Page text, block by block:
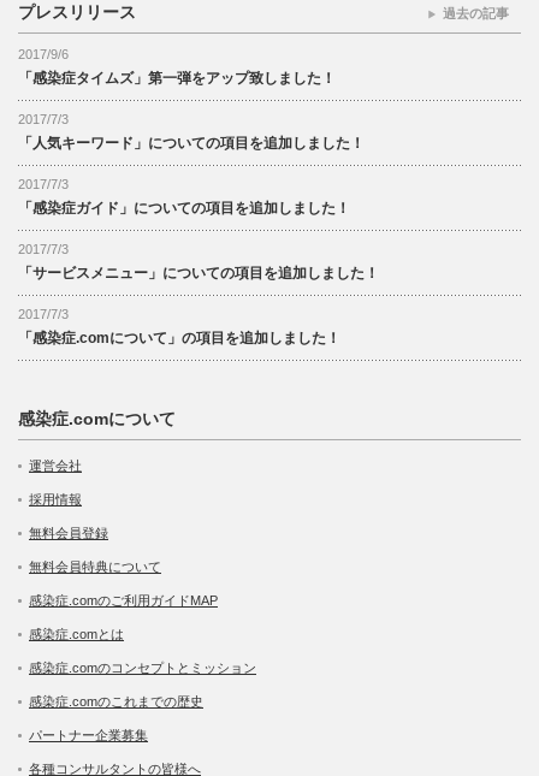
プレスリリース
2017/9/6
「感染症タイムズ」第一弾をアップ致しました！
2017/7/3
「人気キーワード」についての項目を追加しました！
2017/7/3
「感染症ガイド」についての項目を追加しました！
2017/7/3
「サービスメニュー」についての項目を追加しました！
2017/7/3
「感染症.comについて」の項目を追加しました！
過去の記事
感染症.comについて
運営会社
採用情報
無料会員登録
無料会員特典について
感染症.comのご利用ガイドMAP
感染症.comとは
感染症.comのコンセプトとミッション
感染症.comのこれまでの歴史
パートナー企業募集
各種コンサルタントの皆様へ